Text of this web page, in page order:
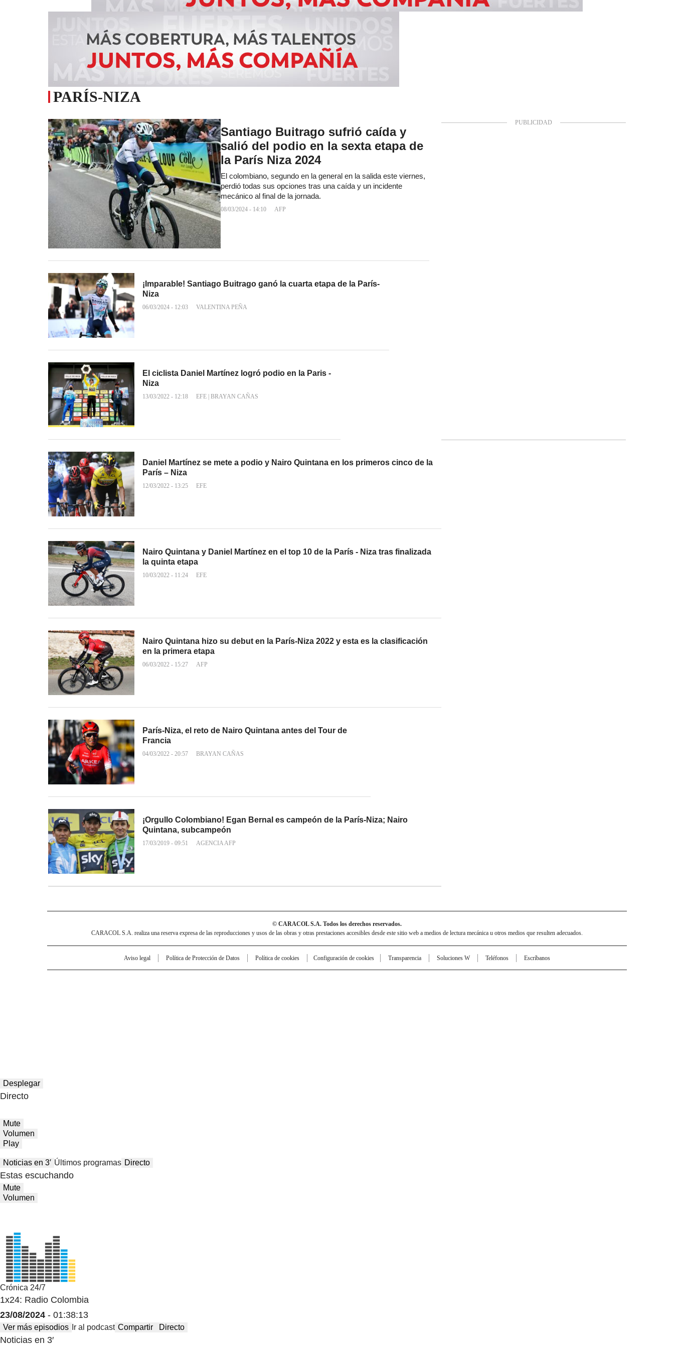
PARÍS-NIZA
Santiago Buitrago sufrió caída y
salió del podio en la sexta etapa de
la París Niza 2024
El colombiano, segundo en la general en la salida este viernes,
perdió todas sus opciones tras una caída y un incidente
mecánico al final de la jornada.
08/03/2024 - 14:10 AFP
¡Imparable! Santiago Buitrago ganó la cuarta etapa de la París-
Niza
06/03/2024 - 12:03 VALENTINA PEÑA
El ciclista Daniel Martínez logró podio en la Paris -
Niza
13/03/2022 - 12:18 EFE BRAYAN CAÑAS
Daniel Martínez se mete a podio y Nairo Quintana en los primeros cinco de la
París – Niza
12/03/2022 - 13:25 EFE
Nairo Quintana y Daniel Martínez en el top 10 de la París - Niza tras finalizada
la quinta etapa
10/03/2022 - 11:24 EFE
Nairo Quintana hizo su debut en la París-Niza 2022 y esta es la clasificación
en la primera etapa
06/03/2022 - 15:27 AFP
París-Niza, el reto de Nairo Quintana antes del Tour de
Francia
04/03/2022 - 20:57 BRAYAN CAÑAS
¡Orgullo Colombiano! Egan Bernal es campeón de la París-Niza; Nairo
Quintana, subcampeón
17/03/2019 - 09:51 AGENCIA AFP
© CARACOL S.A. Todos los derechos reservados.
CARACOL S.A. realiza una reserva expresa de las reproducciones y usos de las obras y otras prestaciones accesibles desde este sitio web a medios de lectura mecánica u otros medios que resulten adecuados.
Aviso legal Política de Protección de Datos Política de cookies Configuración de cookies Transparencia Soluciones W Teléfonos Escríbanos
Desplegar
Directo
Mute
Volumen
Play
Noticias en 3′ Últimos programas Directo
Estas escuchando
Mute
Volumen
Crónica 24/7
1x24: Radio Colombia
23/08/2024 - 01:38:13
Ver más episodios Ir al podcast Compartir Directo
Noticias en 3′